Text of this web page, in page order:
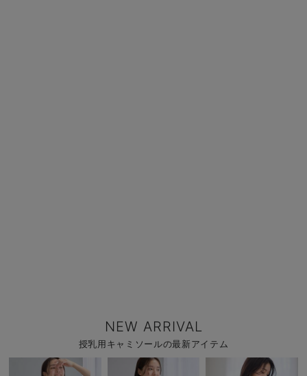
NEW ARRIVAL
授乳用キャミソールの最新アイテム